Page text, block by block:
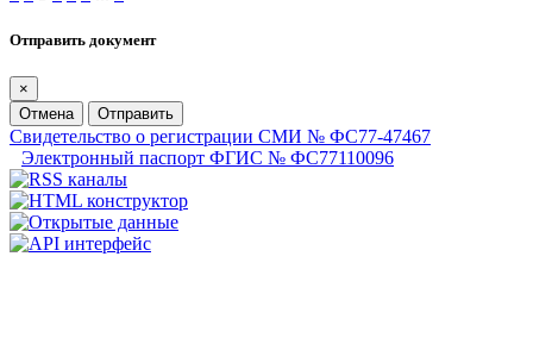
Отправить документ
×
Отмена
Отправить
Свидетельство о регистрации СМИ № ФС77-47467
Электронный паспорт ФГИС № ФС77110096